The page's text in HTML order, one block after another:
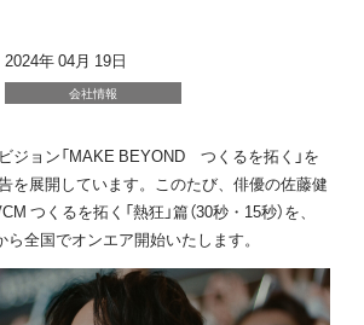
2024年 04月 19日
会社情報
ジョン「MAKE BEYOND つくるを拓く」を
を展開しています。このたび、俳優の佐藤健
つくるを拓く「熱狂」篇（30秒・15秒）を、
ら全国でオンエア開始いたします。